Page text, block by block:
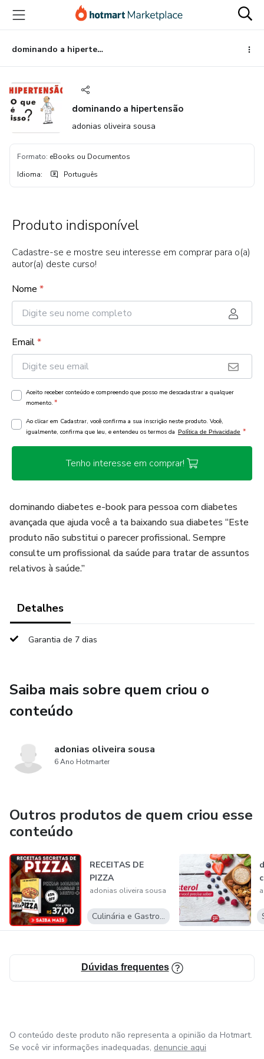
para
conteúdo
principal
para
pagamento
para
rodapé
dominando a hipertensão
dominando a hipertensão
adonias oliveira sousa
Formato: eBooks ou Documentos
Idioma: Português
Produto indisponível
Cadastre-se e mostre seu interesse em comprar para o(a)
autor(a) deste curso!
Nome *
Email*
Aceito receber conteúdo e compreendo que posso me descadastrar a qualquer
momento. *
Ao clicar em Cadastrar, você confirma a sua inscrição neste produto. Você,
igualmente, confirma que leu, e entendeu os termos da Política de Privacidade *
Tenho interesse em comprar!
dominando diabetes e-book para pessoa com diabetes
avançada que ajuda você a ta baixando sua diabetes “Este
produto não substitui o parecer profissional. Sempre
consulte um profissional da saúde para tratar de assuntos
relativos à saúde.”
Detalhes
Garantia de 7 dias
Saiba mais sobre quem criou o
conteúdo
adonias oliveira sousa
6 Ano Hotmarter
Outros produtos de quem criou esse
conteúdo
RECEITAS DE
PIZZA
adonias oliveira sousa
Culinária e Gastronomia
Dúvidas frequentes
O conteúdo deste produto não representa a opinião da Hotmart.
Se você vir informações inadequadas, denuncie aqui